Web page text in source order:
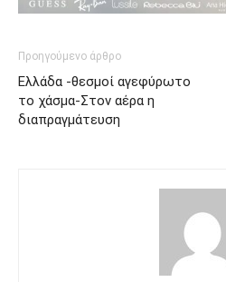
Προηγούμενο άρθρο
Ελλάδα -θεσμοί αγεφύρωτο
το χάσμα-Στον αέρα η
διαπραγμάτευση